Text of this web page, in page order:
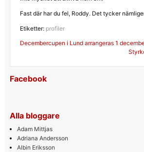
Fast där har du fel, Roddy. Det tycker
Etiketter: profiler
Inläggsnavigering
Decembercupen i Lund arrangeras 1
Facebook
Alla bloggare
Adam Mittjas
Adriana Andersson
Albin Eriksson